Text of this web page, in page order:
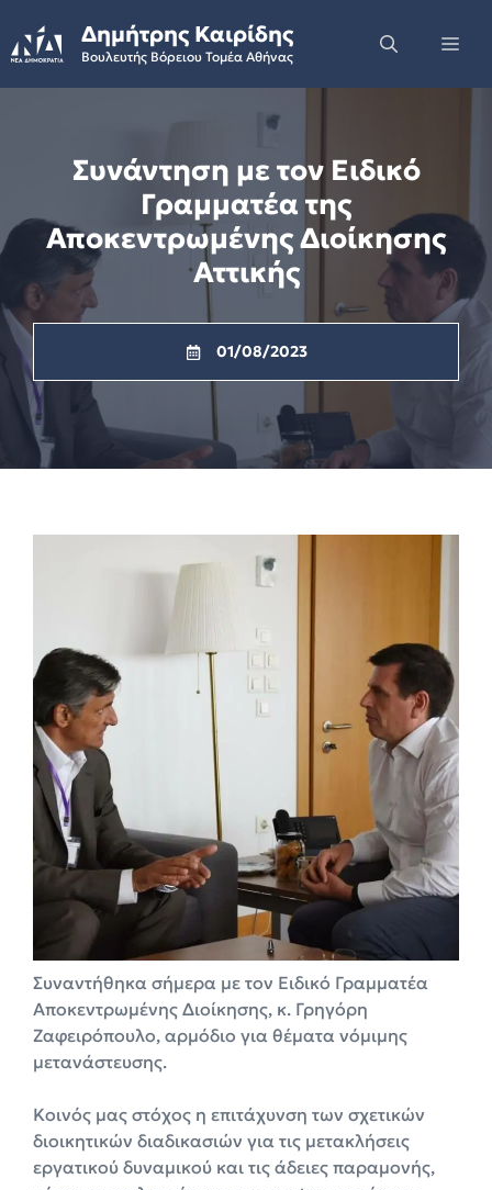
to
content
Δημήτρης Καιρίδης
Βουλευτής Βόρειου Τομέα Αθήνας
Συνάντηση με τον Ειδικό
Γραμματέα της
Αποκεντρωμένης Διοίκησης
Αττικής
01/08/2023
Συναντήθηκα σήμερα με τον Ειδικό Γραμματέα
Αποκεντρωμένης Διοίκησης, κ. Γρηγόρη
Ζαφειρόπουλο, αρμόδιο για θέματα νόμιμης
μετανάστευσης.
Κοινός μας στόχος η επιτάχυνση των σχετικών
διοικητικών διαδικασιών για τις μετακλήσεις
εργατικού δυναμικού και τις άδειες παραμονής,